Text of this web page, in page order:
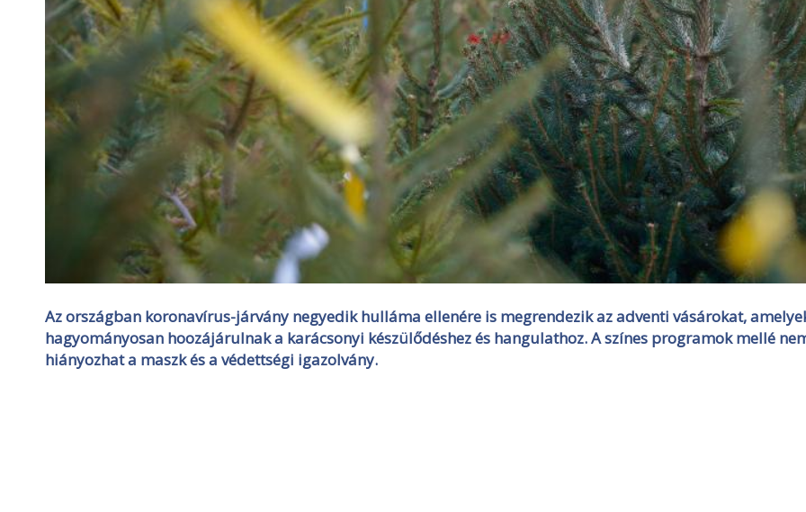
Az országban koronavírus-járvány negyedik hulláma ellenére is megrendezik az adventi vásárokat,
hagyományosan hoozájárulnak a karácsonyi készülődéshez és hangulathoz. A színes programok mellé
hiányozhat a maszk és a védettségi igazolvány.